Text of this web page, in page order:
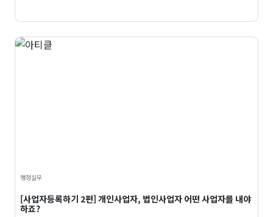
행정실무
[사업자등록하기 2편] 개인사업자, 법인사업자 어떤 사업자를 내야
하죠?